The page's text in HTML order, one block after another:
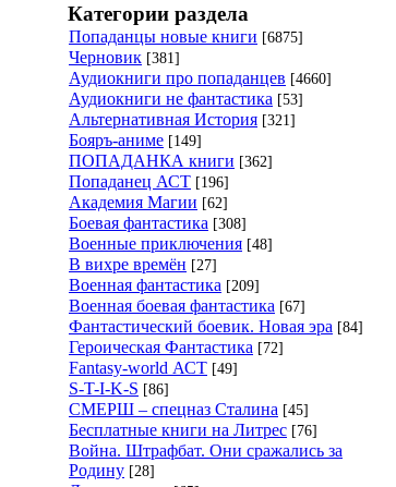
Категории раздела
Попаданцы новые книги [6875]
Черновик [381]
Аудиокниги про попаданцев [4660]
Аудиокниги не фантастика [53]
Альтернативная История [321]
Бояръ-аниме [149]
ПОПАДАНКА книги [362]
Попаданец АСТ [196]
Академия Магии [62]
Боевая фантастика [308]
Военные приключения [48]
В вихре времён [27]
Военная фантастика [209]
Военная боевая фантастика [67]
Фантастический боевик. Новая эра [84]
Героическая Фантастика [72]
Fantasy-world АСТ [49]
S-T-I-K-S [86]
СМЕРШ – спецназ Сталина [45]
Бесплатные книги на Литрес [76]
Война. Штрафбат. Они сражались за
Родину [28]